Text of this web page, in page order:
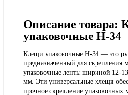
Описание товара:
упаковочные H-34
Клещи упаковочные H-34 — это
предназначенный для скрепления
упаковочные ленты шириной 12-
мм. Эти универсальные клещи
прочное скрепление упаковочных